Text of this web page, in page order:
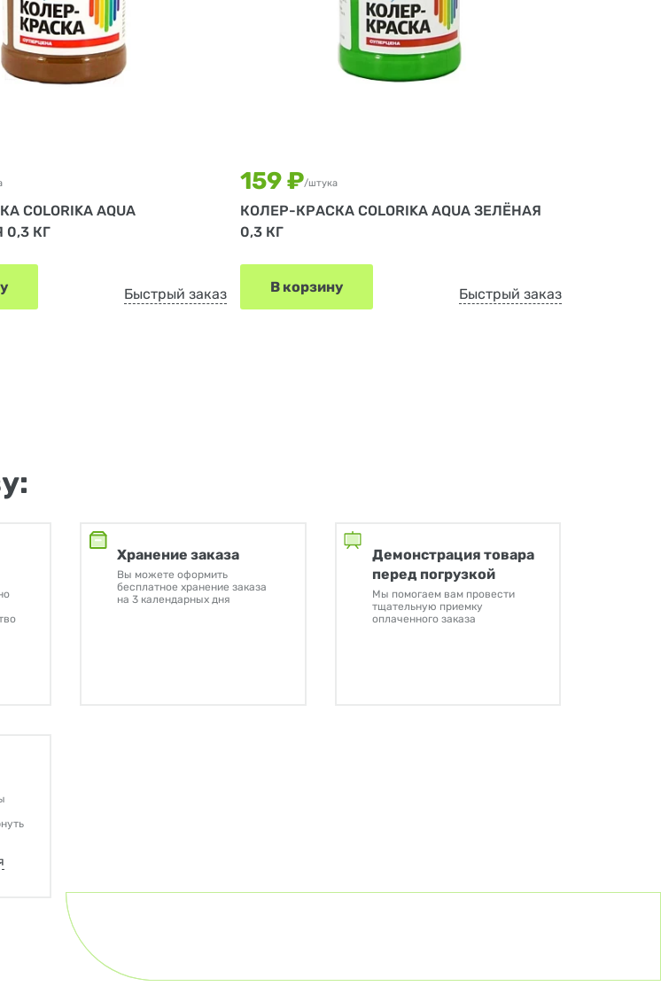
COLORIKA AQUA
0,3 КГ
Быстрый заказ
159 ₽/штука
КОЛЕР-КРАСКА COLORIKA AQUA ЗЕЛЁНАЯ
0,3 КГ
В корзину Быстрый заказ
Хранение заказа
Вы можете оформить
бесплатное хранение заказа
на 3 календарных дня
Демонстрация товара
перед погрузкой
Мы помогаем вам провести
тщательную приемку
оплаченного заказа